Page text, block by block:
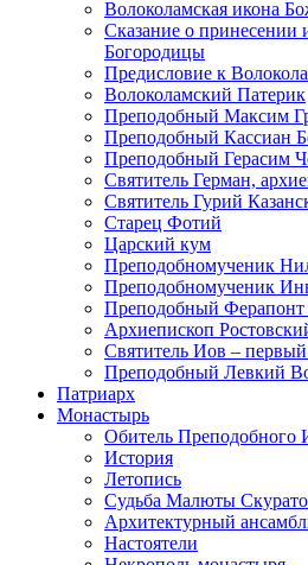
Волоколамская икона
Сказание о принесении
Богородицы
Предисловие к
Волоколамский Патерик
Преподобный Максим
Преподобный Кассиан
Преподобный Герасим
Святитель Герман,
Святитель Гурий
Старец Фотий
Царский кум
Преподобномученик
Преподобномученик
Преподобный Ферапонт
Архиепископ
Святитель Иов –
Преподобный Левкий
Патриарх
Монастырь
Обитель Преподобного
История
Летопись
Судьба Малюты
Архитектурный
Настоятели